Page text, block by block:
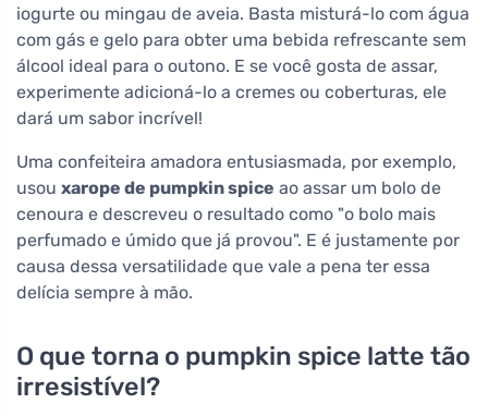
iogurte ou mingau de aveia. Basta misturá-lo com água
com gás e gelo para obter uma bebida refrescante sem
álcool ideal para o outono. E se você gosta de assar,
experimente adicioná-lo a cremes ou coberturas, ele
dará um sabor incrível!
Uma confeiteira amadora entusiasmada, por exemplo,
usou xarope de pumpkin spice ao assar um bolo de
cenoura e descreveu o resultado como "o bolo mais
perfumado e úmido que já provou". E é justamente por
causa dessa versatilidade que vale a pena ter essa
delícia sempre à mão.
O que torna o pumpkin spice latte tão
irresistível?